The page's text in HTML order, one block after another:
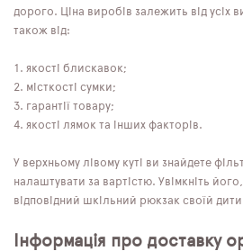
дорого. Ціна виробів залежить від усіх
також від:
якості блискавок;
місткості сумки;
гарантії товару;
якості лямок та інших факторів.
У верхньому лівому куті ви знайдете
налаштувати за вартістю. Увімкніть
відповідний шкільний рюкзак своїй
Інформація про доставку